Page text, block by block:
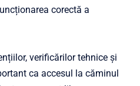
corectă a
verificărilor tehnice și
ca accesul la căminul